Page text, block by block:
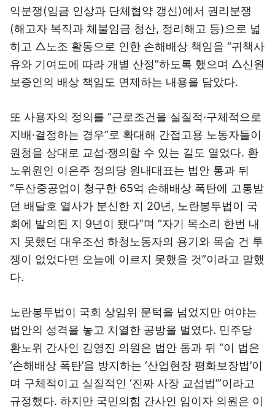
익분쟁(임금 인상과 단체협약 갱신)에서 권리분쟁
(해고자 복직과 체불임금 청산, 정리해고 등)으로 넓
히고 △노조 활동으로 인한 손해배상 책임을 “귀책사
유와 기여도에 따라 개별 산정”하도록 했으며 △신원
보증인의 배상 책임도 면제하는 내용을 담았다.
또 사용자의 정의를 “근로조건을 실질적·구체적으로
지배·결정하는 경우”로 확대해 간접고용 노동자들이
원청을 상대로 교섭·쟁의할 수 있는 길도 열었다. 환
노위원인 이은주 정의당 원내대표는 법안 통과 뒤
“두산중공업이 청구한 65억 손해배상 폭탄에 고통받
던 배달호 열사가 분신한 지 20년, 노란봉투법이 국
회에 발의된 지 9년이 됐다”며 “자기 목소리 한번 내
지 못했던 대우조선 하청노동자의 용기와 목숨 건 투
쟁이 없었다면 오늘에 이르지 못했을 것”이라고 말했
다.
노란봉투법이 국회 상임위 문턱을 넘었지만 여야는
법안의 성격을 놓고 치열한 공방을 벌였다. 민주당
환노위 간사인 김영진 의원은 법안 통과 뒤 “이 법은
‘손해배상 폭탄’을 방지하는 ‘산업현장 평화보장법’이
며 구체적이고 실질적인 ‘진짜 사장 교섭법’”이라고
규정했다. 하지만 국민의힘 간사인 임이자 의원은 이